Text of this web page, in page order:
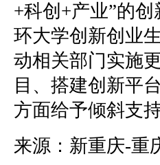
+科创+产业”的
环大学创新创业
动相关部门实施
目、搭建创新平
方面给予倾斜支持
来源：新重庆-重